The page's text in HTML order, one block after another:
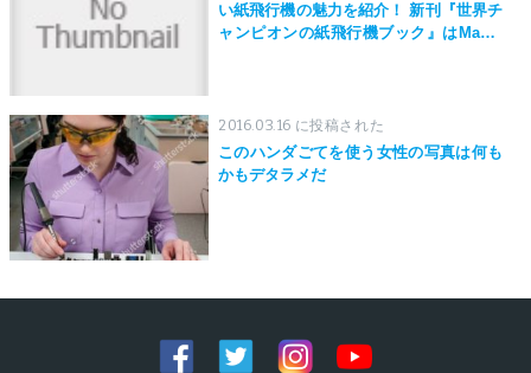
い紙飛行機の魅力を紹介！ 新刊『世界チ
ャンピオンの紙飛行機ブック』はMaker
2016.03.16 に投稿された
このハンダごてを使う女性の写真は何も
かもデタラメだ